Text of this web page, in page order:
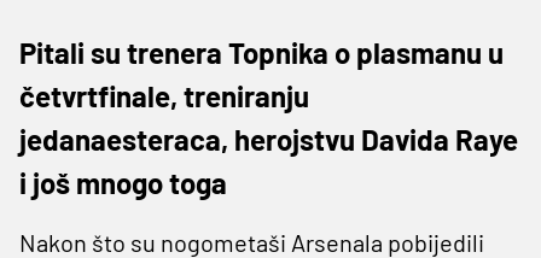
Pitali su trenera Topnika o plasmanu u
četvrtfinale, treniranju
jedanaesteraca, herojstvu Davida Raye
i još mnogo toga
Nakon što su nogometaši Arsenala pobijedili